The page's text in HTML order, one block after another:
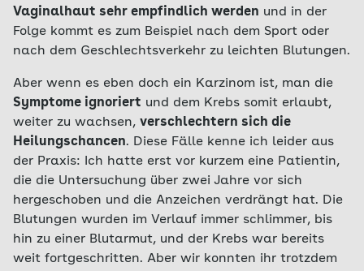
Vaginalhaut sehr empfindlich werden und in der
Folge kommt es zum Beispiel nach dem Sport oder
nach dem Geschlechtsverkehr zu leichten Blutungen.
Aber wenn es eben doch ein Karzinom ist, man die
Symptome ignoriert und dem Krebs somit erlaubt,
weiter zu wachsen, verschlechtern sich die
Heilungschancen. Diese Fälle kenne ich leider aus
der Praxis: Ich hatte erst vor kurzem eine Patientin,
die die Untersuchung über zwei Jahre vor sich
hergeschoben und die Anzeichen verdrängt hat. Die
Blutungen wurden im Verlauf immer schlimmer, bis
hin zu einer Blutarmut, und der Krebs war bereits
weit fortgeschritten. Aber wir konnten ihr trotzdem